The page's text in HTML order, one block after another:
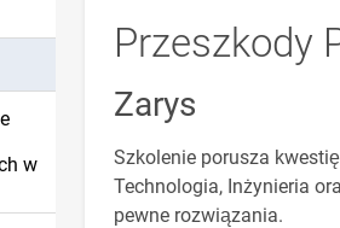
w
Przeszkody
Zarys
Szkolenie porusza
Technologia, Inżynieria
pewne rozwiązania.